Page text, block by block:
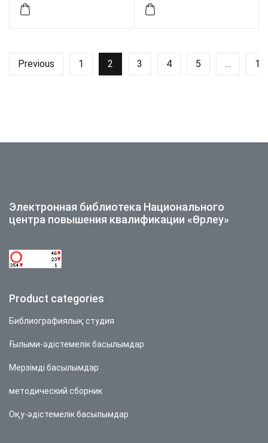
функционалдық
сауаттылық,
цифрлық құралдар»
тақырыбындағы
Previous 1 2 3 4 5 …
Электронная библиотека Национального
центра повышения квалификации «Өрлеу»
Product categories
Библиографиялық студия
Ғылыми-әдістемелік басылымдар
Мерзімді басылымдар
методический сборник
Оқу-әдістемелік басылымдар